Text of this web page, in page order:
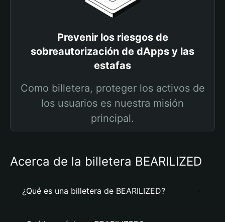
Prevenir los riesgos de
sobreautorización de dApps y las
estafas
Como billetera, proteger los activos de
los usuarios es nuestra misión
principal.
Acerca de la billetera BEARILIZED
¿Qué es una billetera de BEARILIZED?